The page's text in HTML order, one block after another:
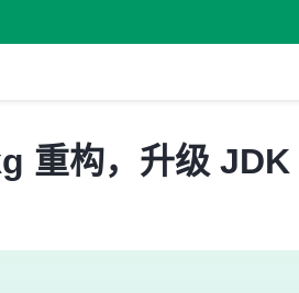
重构，升级